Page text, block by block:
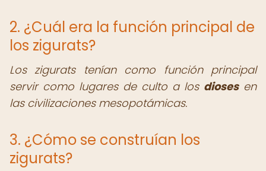
2. ¿Cuál era la función principal de
los zigurats?
Los zigurats tenían como función principal
servir como lugares de culto a los diosesen
las civilizaciones mesopotámicas.
3. ¿Cómo se construían los
zigurats?